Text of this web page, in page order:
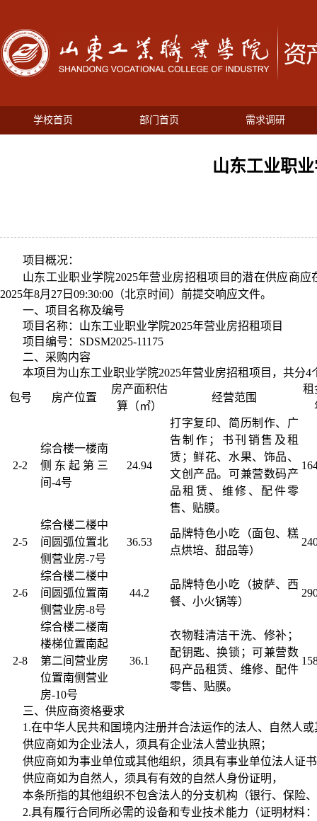
学校首页 部门首页 需求调研
山东工业职
项目概况：
山东工业职业学院2025年营业房招租项目 的潜在供应商应
2025年8月27 日 09:30:00（北京时间）前提交响应文件。
一、项目名称及编号
项目名称： 山东工业职业学院2025年营业房招租项目
项目编号： SDSM2025-11175
二、采购内容
本项目为山东工业职业学院2025年营业房招租项目，共分4
包号 房产位置
房产面积估
算（㎡）
经营范围
租
2-2
综合楼一楼南
侧东起第三
间-4号
24.94
打字复印、简历制作、广
告制作；书刊销售及租
赁；鲜花、水果、饰品、
文创产品。可兼营数码产
品租赁、维修、配件零
售、贴膜。
2-5
综合楼二楼中
间圆弧位置北
侧营业房-7号
36.53
品牌特色小吃（面包、糕
点烘培、甜品等）
2-6
综合楼二楼中
间圆弧位置南
侧营业房-8号
44.2
品牌特色小吃（披萨、西
餐、小火锅等）
2-8
综合楼二楼南
楼梯位置南起
第二间营业房
位置南侧营业
房-10号
36.1
衣物鞋清洁干洗、修补；
配钥匙、换锁；可兼营数
码产品租赁、维修、配件
零售、贴膜。
三、供应商资格要求
1.在中华人民共和国境内注册并合法运作的法人、自然人
供应商如为企业法人，须具有企业法人营业执照；
供应商如为事业单位或其他组织，须具有事业单位法人证
供应商如为自然人，须具有有效的自然人身份证明，
本条所指的其他组织不包含法人的分支机构（银行、保险
2.具有履行合同所必需的设备和专业技术能力（证明材料